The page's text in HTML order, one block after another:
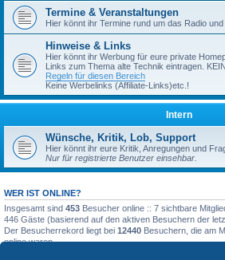
Termine & Veranstaltungen
Hier könnt ihr Termine rund um das Radio
Hinweise & Links
Hier könnt ihr Werbung für eure private
Links zum Thema alte Technik eintragen.
Regeln für diesen Bereich
Keine Werbelinks (Affiliate-Links)etc.!
Intern
Wünsche, Kritik, Lob, Support
Hier könnt ihr eure Kritik, Anregungen und
Nur für registrierte Benutzer einsehbar.
WER IST ONLINE?
Insgesamt sind 453 Besucher online :: 7 sichtbare
446 Gäste (basierend auf den aktiven Besuchern der
Der Besucherrekord liegt bei 12440 Besuchern, die am
online waren.